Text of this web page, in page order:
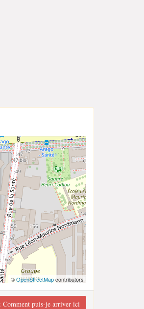
©OpenStreetMapcontributors
puis-je arriver ici